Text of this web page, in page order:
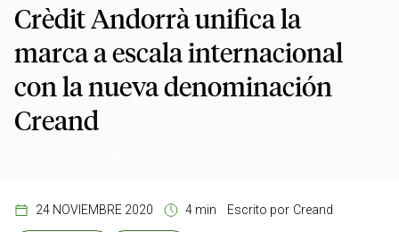
Crèdit Andorrà unifica la
marca a escala internacional
con la nueva denominación
Creand
24 NOVIEMBRE 2020 4 min Escrito por Creand